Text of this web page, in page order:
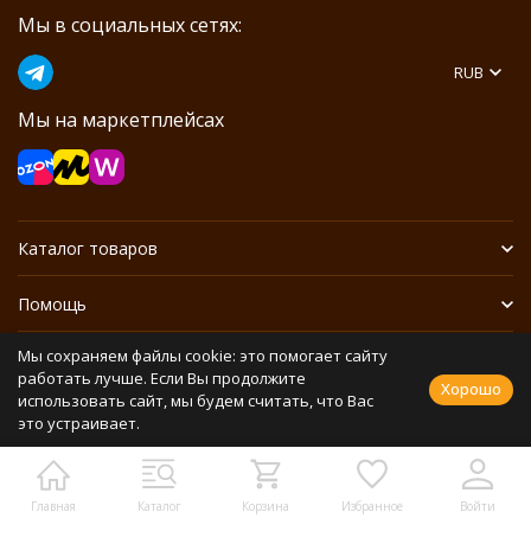
Главная Каталог Корзина Избранное Войти
Мы в социальных сетях:
Мы на маркетплейсах
RUB
Каталог товаров
Помощь
Информация
Политика персональных данных
Разработано в
bodysite.ru Webasyst —
Мы сохраняем файлы cookie: это помогает сайту
работать лучше. Если Вы продолжите
использовать сайт, мы будем считать, что Вас
это устраивает.
Хорошо